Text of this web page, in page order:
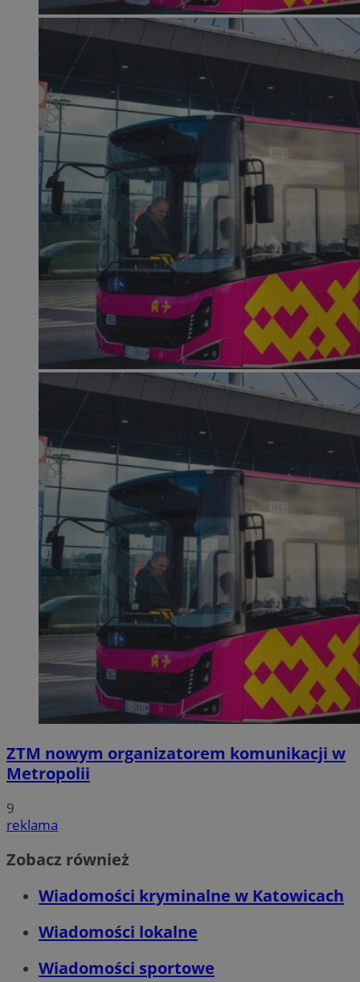
ZTM nowym organizatorem komunikacji w
Metropolii
9
reklama
Zobacz również
Wiadomości kryminalne w Katowicach
Wiadomości lokalne
Wiadomości sportowe